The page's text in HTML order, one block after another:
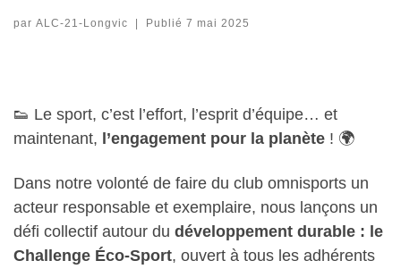
par ALC-21-Longvic | Publié 7 mai 2025
👟 Le sport, c’est l’effort, l’esprit d’équipe… et
maintenant, l’engagement pour la planète ! 🌍
Dans notre volonté de faire du club omnisports un
acteur responsable et exemplaire, nous lançons un
défi collectif autour du développement durable : le
Challenge Éco-Sport, ouvert à tous les adhérents